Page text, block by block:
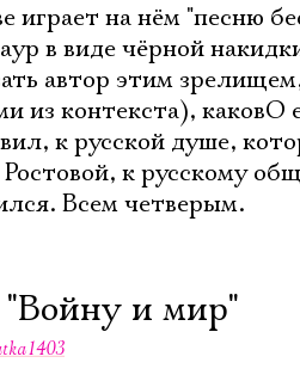
играет на нём "песню
в виде чёрной
автор этим
из контекста), каковО
к русской душе,
к русскому
Всем четверым.
"Войну и мир"